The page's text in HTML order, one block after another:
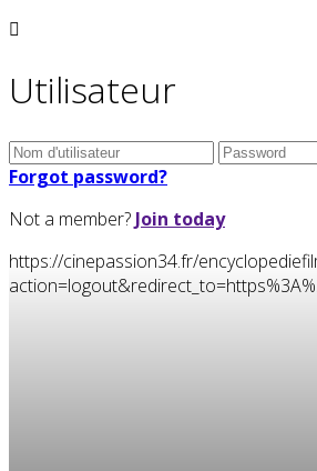
Utilisateur
Forgot password?
Not a member? Join today
https://cinepassion34.fr/